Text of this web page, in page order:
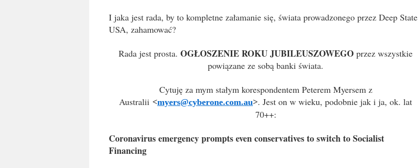
I jaka jest rada, by to kompletne załamanie się, świata prowadzonego przez Deep State
USA, zahamować?
Rada jest prosta. OGŁOSZENIE ROKU JUBILEUSZOWEGO przez wszystkie
powiązane ze sobą banki świata.
Cytuję za mym stałym korespondentem Peterem Myersem z
Australii <myers@cyberone.com.au>. Jest on w wieku, podobnie jak i ja, ok. lat
70++:
Coronavirus emergency prompts even conservatives to switch to Socialist
Financing